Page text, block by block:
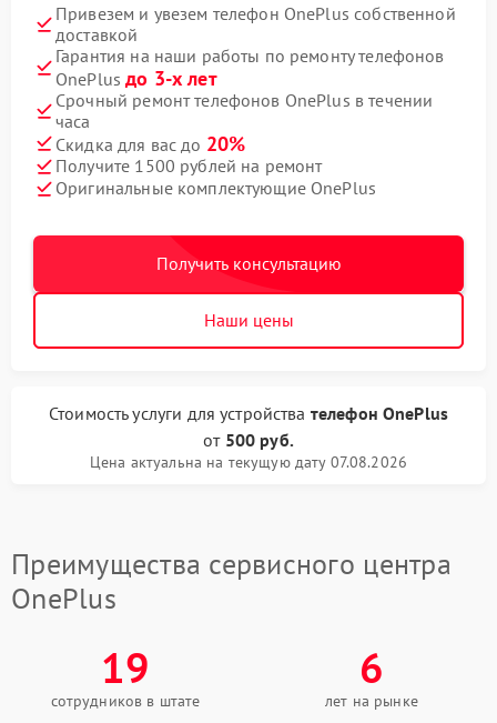
Привезем и увезем телефон OnePlus собственной
доставкой
Гарантия на наши работы по ремонту телефонов
OnePlusдо 3-х лет
Срочный ремонт телефонов OnePlus в течении
часа
Скидка для вас до 20%
Получите 1500 рублей на ремонт
Оригинальные комплектующие OnePlus
Получить консультацию
Наши цены
Стоимость услуги для устройства телефон OnePlus
от 500 руб.
Цена актуальна на текущую дату 07.08.2026
Преимущества сервисного центра
OnePlus
19
сотрудников в штате
6
лет на рынке